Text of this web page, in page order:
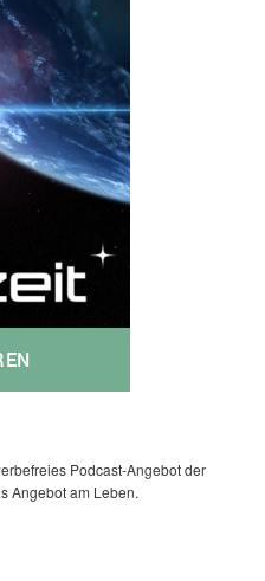
Podcast-Angebot der
Angebot am Leben.